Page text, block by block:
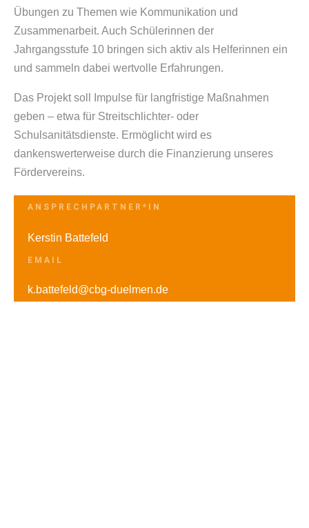
Übungen zu Themen wie Kommunikation und
Zusammenarbeit. Auch Schülerinnen der
Jahrgangsstufe 10 bringen sich aktiv als Helferinnen ein
und sammeln dabei wertvolle Erfahrungen.
Das Projekt soll Impulse für langfristige Maßnahmen
geben – etwa für Streitschlichter- oder
Schulsanitätsdienste. Ermöglicht wird es
dankenswerterweise durch die Finanzierung unseres
Fördervereins.
ANSPRECHPARTNER*IN
Kerstin Battefeld
EMAIL
k.battefeld@cbg-duelmen.de